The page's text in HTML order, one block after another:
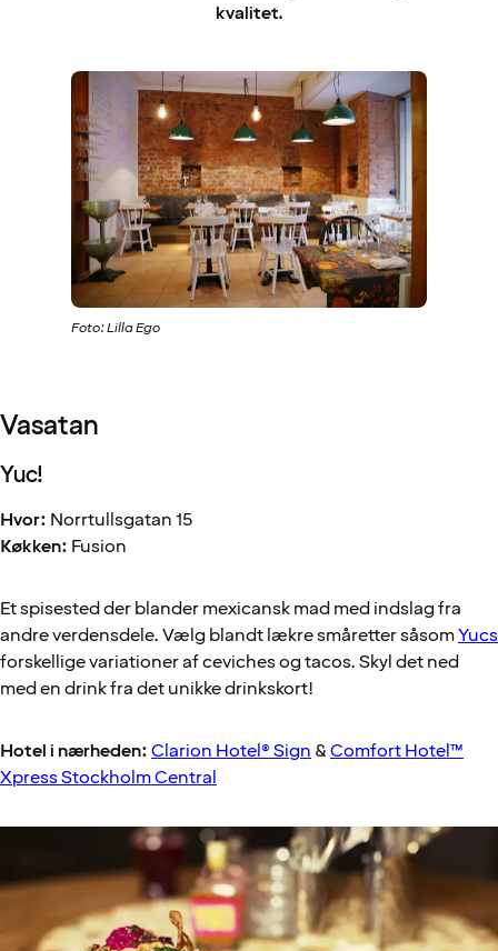
kvalitet.
Foto: Lilla Ego
Vasatan
Yuc!
Hvor: Norrtullsgatan 15
Køkken: Fusion
Et spisested der blander mexicansk mad med indslag fra
andre verdensdele. Vælg blandt lækre småretter såsomYucs
forskellige variationer af ceviches og tacos. Skyl det ned
med en drink fra det unikke drinkskort!
Hotel i nærheden:Clarion Hotel® Sign&Comfort Hotel™
Xpress Stockholm Central